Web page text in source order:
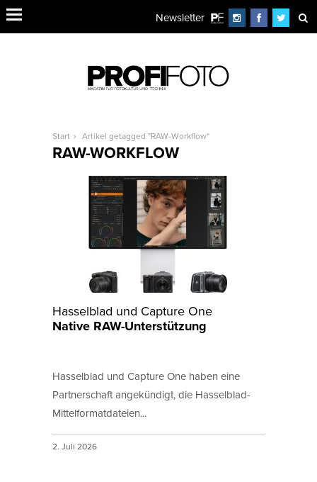
Newsletter
Start Artikel getagged "RAW-Workflow"
RAW-WORKFLOW
Hasselblad und Capture One
Native RAW-Unterstützung
Hasselblad und Capture One haben eine
Partnerschaft angekündigt, die Hasselblad-
Mittelformatdateien...
2. Juli 2026